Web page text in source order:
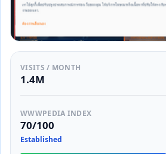
VISITS / MONTH
1.4M
WWWPEDIA INDEX
70/100
Established